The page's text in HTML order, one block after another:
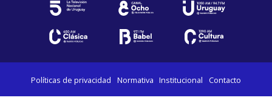
Políticas de privacidad Normativa Institucional Contacto